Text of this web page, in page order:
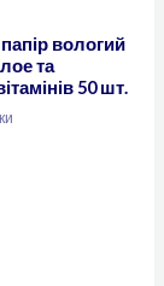
вологий
та
50 шт.